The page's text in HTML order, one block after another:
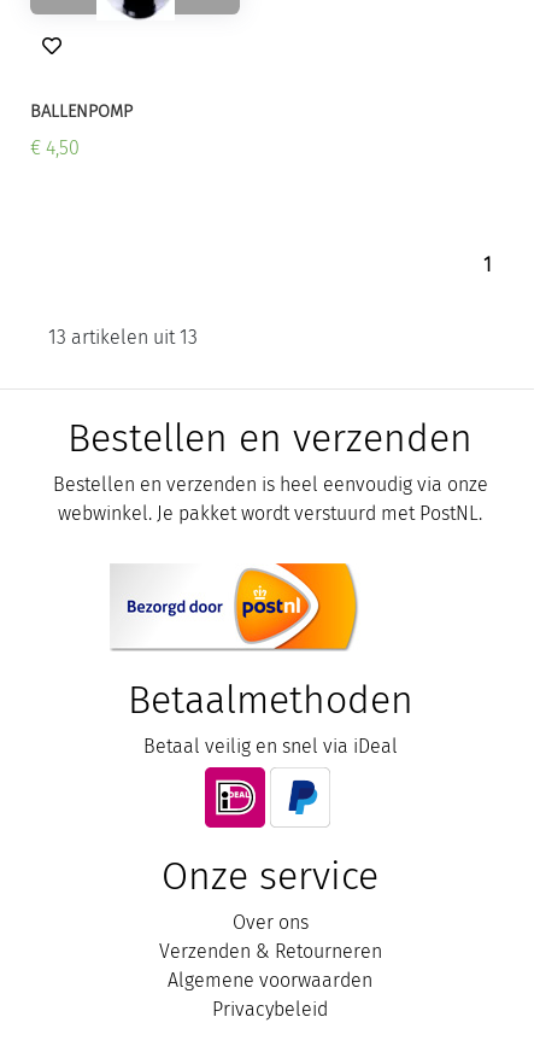
BALLENPOMP
€ 4,50
1
13 artikelen uit 13
Bestellen en verzenden
Bestellen en verzenden is heel eenvoudig via onze
webwinkel. Je pakket wordt verstuurd met PostNL.
Betaalmethoden
Betaal veilig en snel via iDeal
Onze service
Over ons
Verzenden & Retourneren
Algemene voorwaarden
Privacybeleid